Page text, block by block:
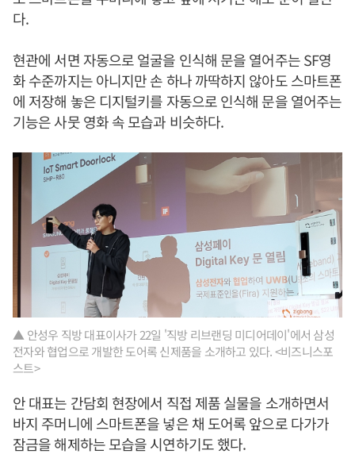
다.
현관에 서면 자동으로 얼굴을 인식해 문을 열어주는 SF영
화 수준까지는 아니지만 손 하나 까딱하지 않아도 스마트폰
에 저장해 놓은 디지털키를 자동으로 인식해 문을 열어주는
기능은 사뭇 영화 속 모습과 비슷하다.
▲ 안성우 직방 대표이사가 22일 '직방 리브랜딩 미디어데이'에서 삼성
전자와 협업으로 개발한 도어록 신제품을 소개하고 있다. <비즈니스포
스트>
안 대표는 간담회 현장에서 직접 제품 실물을 소개하면서
바지 주머니에 스마트폰을 넣은 채 도어록 앞으로 다가가
잠금을 해제하는 모습을 시연하기도 했다.